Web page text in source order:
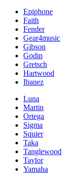
Epiphone
Faith
Fender
Gear4music
Gibson
Godin
Gretsch
Hartwood
Ibanez
Luna
Martin
Ortega
Sigma
Squier
Taka
Tanglewood
Taylor
Yamaha